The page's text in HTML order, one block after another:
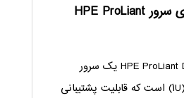
انواع کانفیگ‌های سرور HPE ProLiant
سرور HPE ProLiant DL360 Gen11 یک سرور
رک‌مونت ۱ یونیتی (۱U) است که قابلیت پشتیبانی